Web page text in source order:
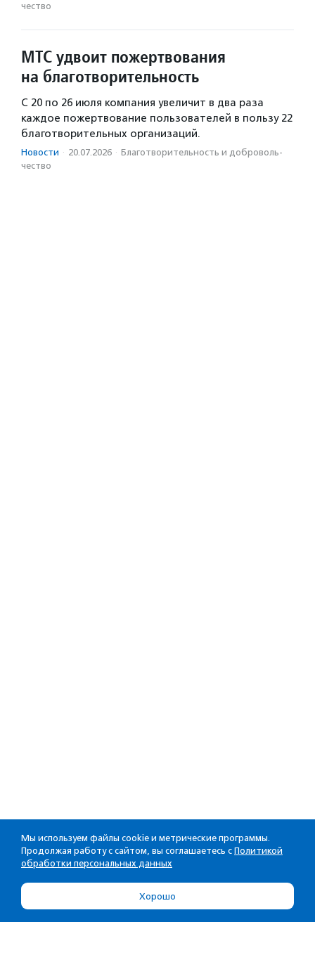
чест­во
МТС удвоит пожертвования
на благотворительность
С 20 по 26 июля компания увеличит в два раза
каждое пожертвование пользователей в пользу 22
благотворительных организаций.
Новости · 20.07.2026 · Благотвори­тель­ность и доброволь­
чест­во
Мы используем файлы cookie и метрические программы.
Продолжая работу с сайтом, вы соглашаетесь с Политикой
обработки персональных данных
Хорошо